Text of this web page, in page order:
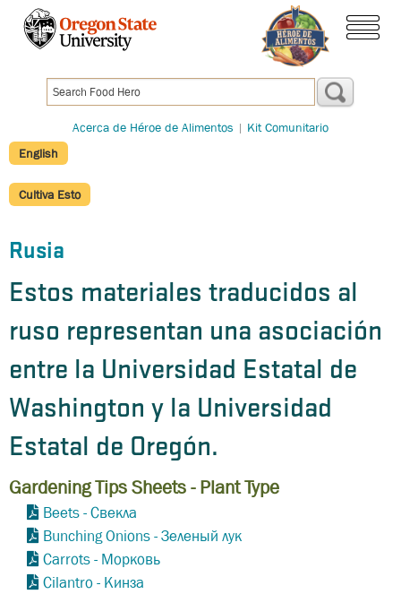
Pasar
principal
Acerca de Héroe de Alimentos | Kit Comunitario
English
Cultiva Esto
Rusia
Estos materiales traducidos al
ruso representan una asociación
entre la Universidad Estatal de
Washington y la Universidad
Estatal de Oregón.
Gardening Tips Sheets - Plant Type
Beets - Свекла
Bunching Onions - Зеленый лук
Carrots - Морковь
Cilantro - Кинза